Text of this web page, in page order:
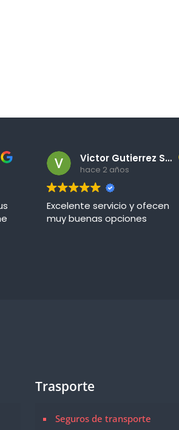
Victor Gutierrez Sanchez
hace 2 años
Excelente servicio y ofecen
muy buenas opciones
Trasporte
Seguros de transporte